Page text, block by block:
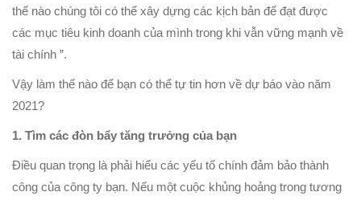
thế nào chúng tôi có thể xây dựng các kịch bản để đạt được
các mục tiêu kinh doanh của mình trong khi vẫn vững mạnh về
tài chính ”.
Vậy làm thế nào để bạn có thể tự tin hơn về dự báo vào năm
2021?
1. Tìm các đòn bẩy tăng trưởng của bạn
Điều quan trọng là phải hiểu các yếu tố chính đảm bảo thành
công của công ty bạn. Nếu một cuộc khủng hoảng trong tương